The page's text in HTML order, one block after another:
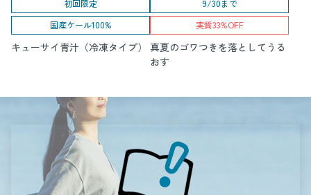
初回限定
国産ケール100%
キューサイ青汁（冷凍タイプ）
9/30まで
実質33%OFF
真夏のゴワつきを落としてうる
おす